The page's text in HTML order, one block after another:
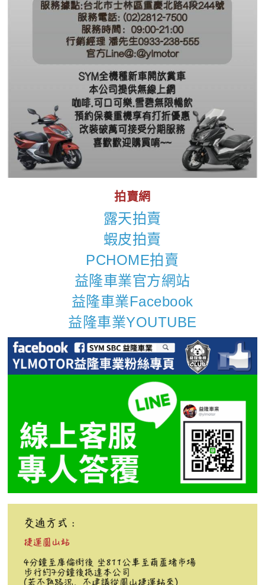
拍賣網
露天拍賣
蝦皮拍賣
PCHOME拍賣
益隆車業官方網站
益隆車業Facebook
益隆車業YOUTUBE